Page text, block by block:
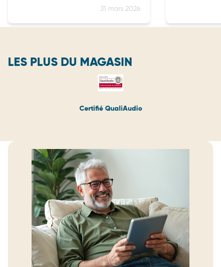
31 mars 2026
ça fait du bien de n'être pas qu'un
LES PLUS DU MAGASIN
Certifié QualiAudio